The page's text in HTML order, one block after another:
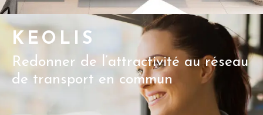
KEOLIS
Redonner de l’attractivité au réseau
de transport en commun